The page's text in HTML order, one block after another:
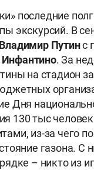
последние
экскурсий. В
Владимир Путинс
. За
на стадион
Дня
130 тыс
из-за чего
газона. С
– никто из